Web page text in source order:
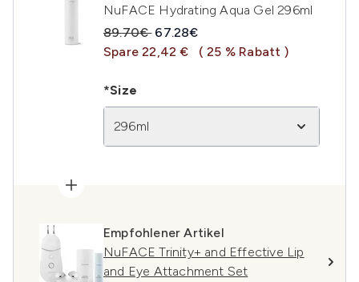
NuFACE Hydrating Aqua Gel 296ml
Unverbindliche Preisempfehlung:
89.70€ Aktueller Preis:
67.28€
Spare 22,42 €
( 25 % Rabatt )
*Size
296ml
Empfohlener Artikel
NuFACE Trinity+ and Effective Lip
and Eye Attachment Set